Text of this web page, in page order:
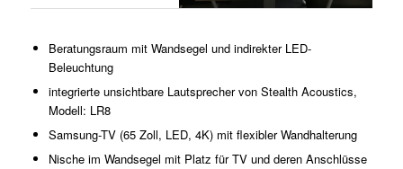
Beratungsraum mit Wandsegel und indirekter LED-
Beleuchtung
integrierte unsichtbare Lautsprecher von Stealth Acoustics,
Modell: LR8
Samsung-TV (65 Zoll, LED, 4K) mit flexibler Wandhalterung
Nische im Wandsegel mit Platz für TV und deren Anschlüsse